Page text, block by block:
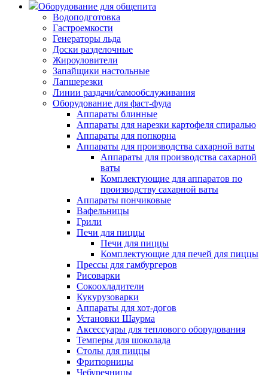
Оборудование для общепита
Водоподготовка
Гастроемкости
Генераторы льда
Доски разделочные
Жироуловители
Запайщики настольные
Лапшерезки
Линии раздачи/самообслуживания
Оборудование для фаст-фуда
Аппараты блинные
Аппараты для нарезки картофеля спиралью
Аппараты для попкорна
Аппараты для производства сахарной ваты
Аппараты для производства сахарной
ваты
Комплектующие для аппаратов по
производству сахарной ваты
Аппараты пончиковые
Вафельницы
Грили
Печи для пиццы
Печи для пиццы
Комплектующие для печей для пиццы
Прессы для гамбургеров
Рисоварки
Сокоохладители
Кукурузоварки
Аппараты для хот-догов
Установки Шаурма
Аксессуары для теплового оборудования
Темперы для шоколада
Столы для пиццы
Фритюрницы
Чебуречницы